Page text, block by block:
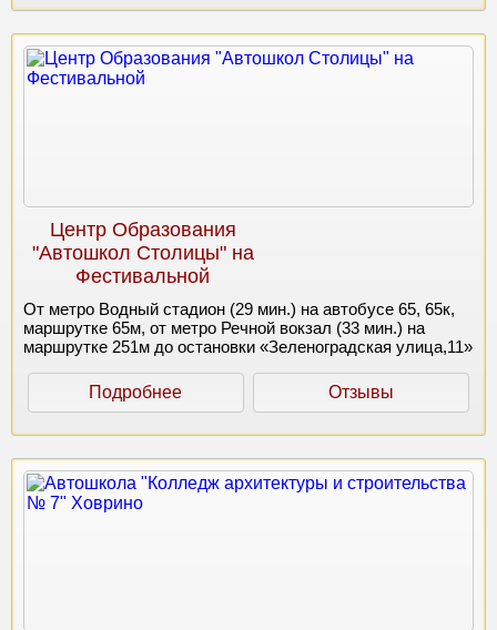
Центр Образования
"Автошкол Столицы" на
Фестивальной
От метро Водный стадион (29 мин.) на автобусе 65, 65к,
маршрутке 65м, от метро Речной вокзал (33 мин.) на
маршрутке 251м до остановки «Зеленоградская улица,11»
Подробнее Отзывы